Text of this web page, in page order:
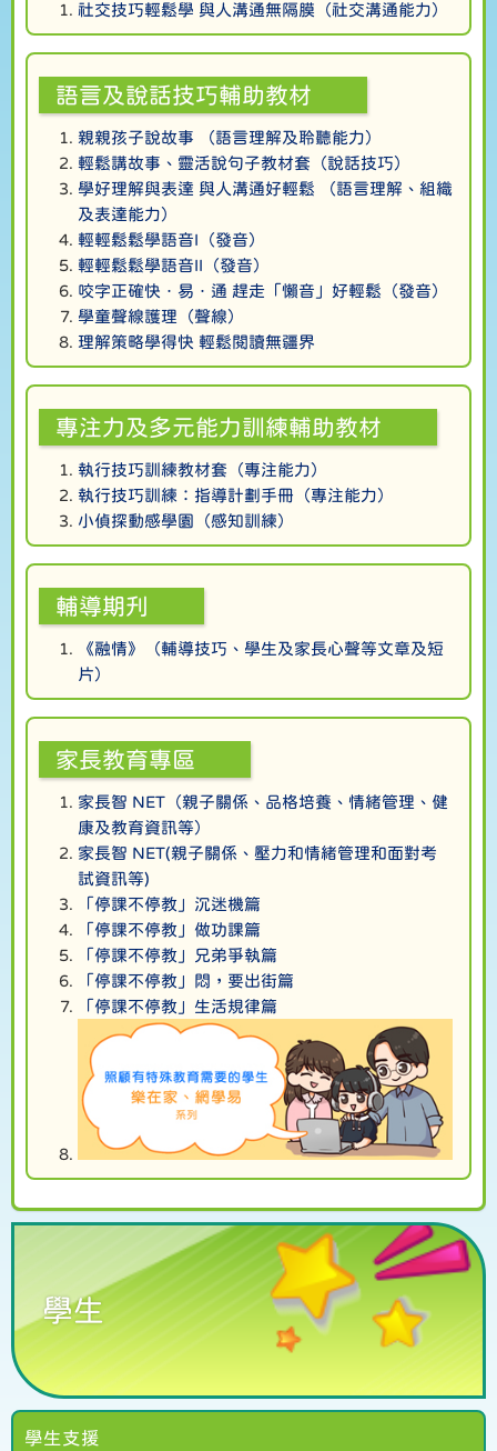
社交技巧輕鬆學 與人溝通無隔膜（社交溝通能力）
語言及說話技巧輔助教材
親親孩子說故事 （語言理解及聆聽能力）
輕鬆講故事、靈活說句子教材套（說話技巧）
學好理解與表達 與人溝通好輕鬆 （語言理解、組織
及表達能力）
輕輕鬆鬆學語音I（發音）
輕輕鬆鬆學語音II（發音）
咬字正確快．易．通 趕走「懶音」好輕鬆（發音）
學童聲線護理（聲線）
理解策略學得快 輕鬆閱讀無疆界
專注力及多元能力訓練輔助教材
執行技巧訓練教材套（專注能力）
執行技巧訓練：指導計劃手冊（專注能力）
小偵探動感學園（感知訓練）
輔導期刋
《融情》（輔導技巧、學生及家長心聲等文章及短
片）
家長教育專區
家長智 NET（親子關係、品格培養、情緒管理、健
康及教育資訊等）
家長智 NET(親子關係、壓力和情緒管理和面對考
試資訊等)
「停課不停教」沉迷機篇
「停課不停教」做功課篇
「停課不停教」兄弟爭執篇
「停課不停教」悶，要出街篇
「停課不停教」生活規律篇
學生
學生支援